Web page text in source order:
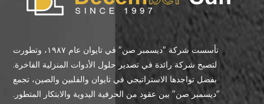
تأسست شركة "ديسمبر صن" في تايوان عام ١٩٨٧، وتطورت
لتصبح شركة رائدة في تصدير حلول الأدوات المنزلية الفاخرة.
بفضل تواجدها الاستراتيجي في تايوان والفلبين والصين، تجمع
"ديسمبر صن" بين عقود من الحرفية اليدوية والابتكار المتطور.